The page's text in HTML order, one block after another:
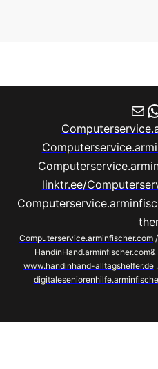
E-
linktr.ee/
Computerservice.arminfischer.com
HandinHand.arminfischer.com&
www.handinhand-alltagshelfer.de